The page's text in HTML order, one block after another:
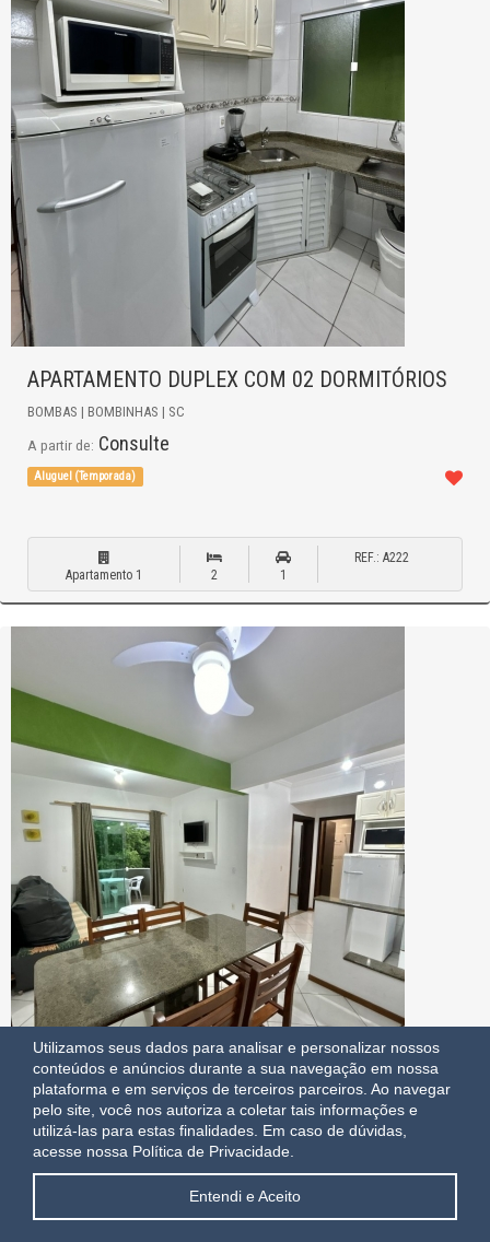
Utilizamos seus dados para analisar e personalizar nossos
conteúdos e anúncios durante a sua navegação em nossa
plataforma e em serviços de terceiros parceiros. Ao navegar
pelo site, você nos autoriza a coletar tais informações e
utilizá-las para estas finalidades. Em caso de dúvidas,
acesse nossa Política de Privacidade.
Entendi e Aceito
APARTAMENTO DUPLEX COM 02 DORMITÓRIOS
BOMBAS | BOMBINHAS | SC
A partir de: Consulte
Aluguel (Temporada)
Apartamento 1 2 1
REF.: A222
Apartamento 2 dormitorios Duplex
Consulte
1